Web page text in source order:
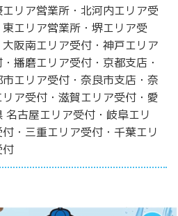
リア営業所・北河内エリア受
東エリア営業所・堺エリア受
大阪南エリア受付・神戸エリア
播磨エリア受付・京都支店・
エリア受付・奈良市支店・奈
リア受付・滋賀エリア受付・愛
名古屋エリア受付・岐阜エリ
付・三重エリア受付・千葉エリ
付